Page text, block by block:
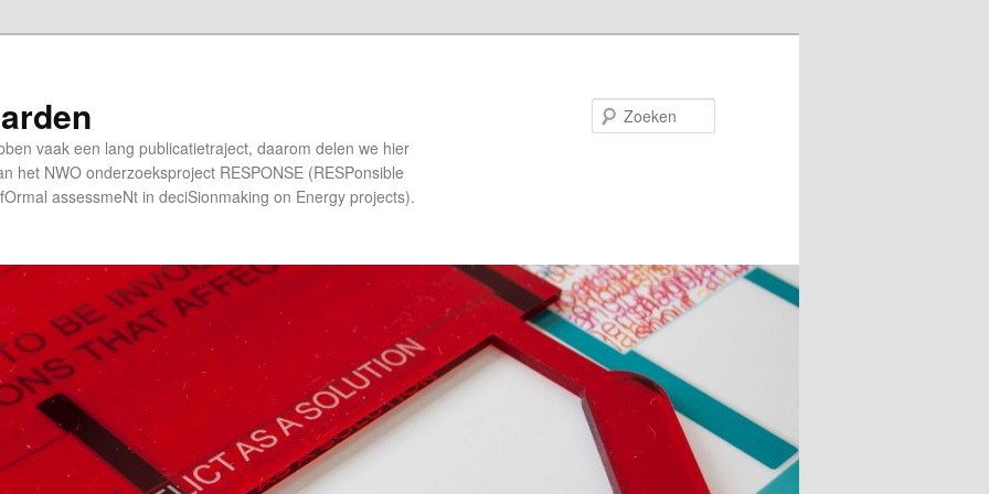
vaak een lang publicatietraject, daarom delen we hier
het NWO onderzoeksproject RESPONSE (RESPonsible
assessmeNt in deciSionmaking on Energy projects).